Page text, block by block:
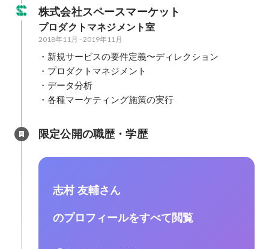
株式会社スペースマーケット
プロダクトマネジメント室
2018年11月 -2019年11月
・新規サービスの要件定義〜ディレクション
・プロダクトマネジメント
・データ分析
・各種マーケティング施策の実行
限定公開の職歴・学歴
志村 友輔さん
のプロフィールをすべて閲覧